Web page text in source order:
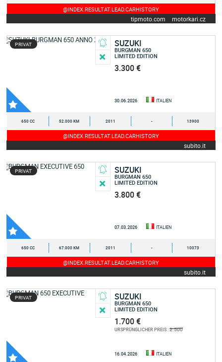
@INDEX.RESULTAT.LEAD.CARHISTORY
tipmoto.com motorkari.cz
PRIVAT SUZUKI
BURGMAN 650
LIMITED EDITION
3.300 €
30.06.2026 ITALIEN
650 CC 52.000 KM 2011 - 13900
@INDEX.RESULTAT.LEAD.CARHISTORY
subito.it
PRIVAT SUZUKI
BURGMAN 650
LIMITED EDITION
3.800 €
07.03.2026 ITALIEN
650 CC 67.000 KM 2011 - 10073
@INDEX.RESULTAT.LEAD.CARHISTORY
subito.it
PRIVAT SUZUKI
BURGMAN 650
LIMITED EDITION
1.700 €
URSPRÜNGLICHER PREIS :2.500
16.04.2026 ITALIEN